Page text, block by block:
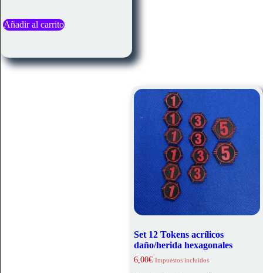
Añadir al carrito
Set 12 Tokens acrílicos
daño/herida hexagonales
6,00€ Impuestos incluidos